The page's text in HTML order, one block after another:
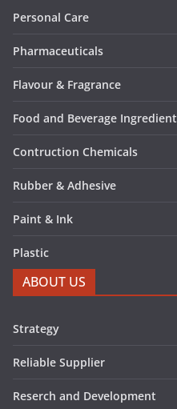
Personal Care
Pharmaceuticals
Flavour & Fragrance
Food and Beverage Ingredient
Contruction Chemicals
Rubber & Adhesive
Paint & Ink
Plastic
ABOUT US
Strategy
Reliable Supplier
Reserch and Development